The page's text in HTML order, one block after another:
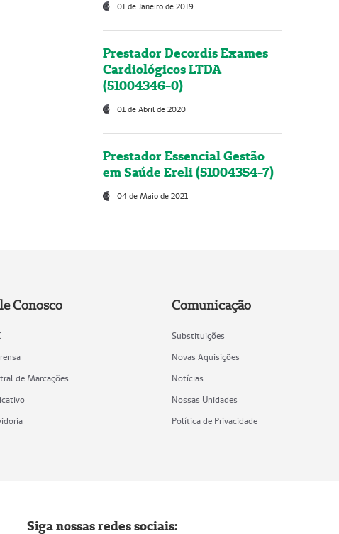
01 de Janeiro de 2019
Prestador Decordis Exames
Cardiológicos LTDA
(51004346-0)
01 de Abril de 2020
Prestador Essencial Gestão
em Saúde Ereli (51004354-7)
04 de Maio de 2021
Conosco
de Marcações
Comunicação
Substituições
Novas Aquisições
Notícias
Nossas Unidades
Política de Privacidade
Siga nossas redes sociais: